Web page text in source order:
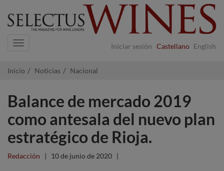
Iniciar sesión Castellano English
Navigation
Inicio Noticias Nacional
Balance de mercado 2019
como antesala del nuevo plan
estratégico de Rioja.
Redacción | 10 de junio de 2020 |